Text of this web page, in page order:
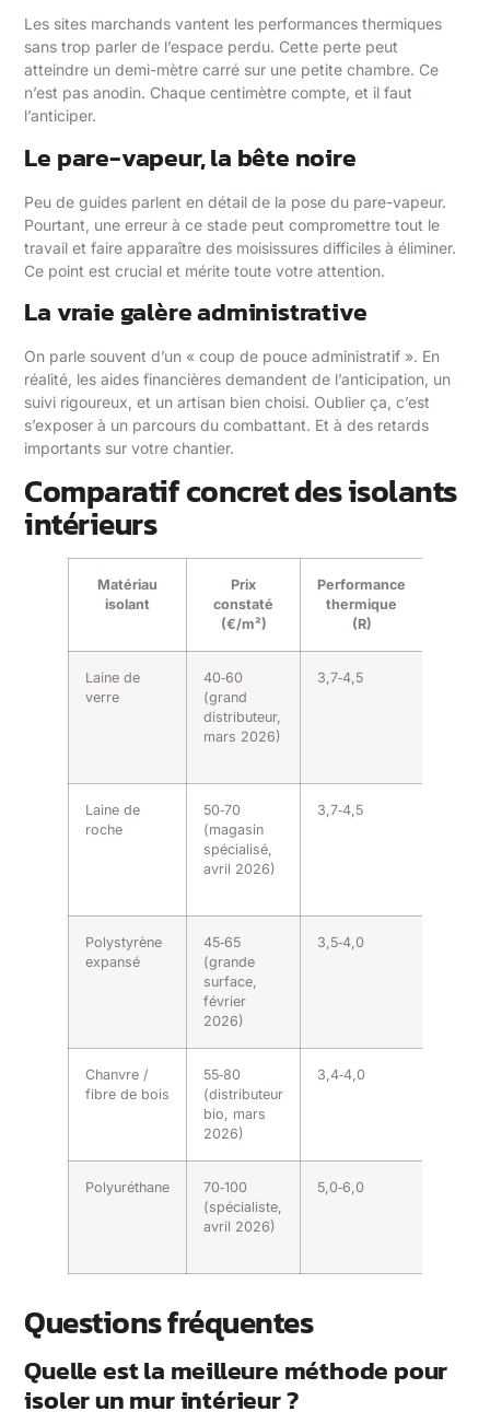
Les sites marchands vantent les performances thermiques
sans trop parler de l’espace perdu. Cette perte peut
atteindre un demi-mètre carré sur une petite chambre. Ce
n’est pas anodin. Chaque centimètre compte, et il faut
l’anticiper.
Le pare-vapeur, la bête noire
Peu de guides parlent en détail de la pose du pare-vapeur.
Pourtant, une erreur à ce stade peut compromettre tout le
travail et faire apparaître des moisissures difficiles à éliminer.
Ce point est crucial et mérite toute votre attention.
La vraie galère administrative
On parle souvent d’un « coup de pouce administratif ». En
réalité, les aides financières demandent de l’anticipation, un
suivi rigoureux, et un artisan bien choisi. Oublier ça, c’est
s’exposer à un parcours du combattant. Et à des retards
importants sur votre chantier.
Comparatif concret des isolants
intérieurs
Matériau
isolant
Prix
constaté
(€/m²)
Performance
thermique
(R)
Laine de
verre
40‑60
(grand
distributeur,
mars 2026)
3,7‑4,5
Laine de
roche
50‑70
(magasin
spécialisé,
avril 2026)
3,7‑4,5
Polystyrène
expansé
45‑65
(grande
surface,
février
2026)
3,5‑4,0
Chanvre /
fibre de bois
55‑80
(distributeur
bio, mars
2026)
3,4‑4,0
Polyuréthane
70‑100
(spécialiste,
avril 2026)
5,0‑6,0
Questions fréquentes
Quelle est la meilleure méthode pour
isoler un mur intérieur ?